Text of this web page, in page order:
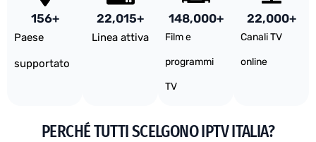
Paese
supportato
156+
Linea attiva
22,015+
Film e
programmi
TV
148,000+
Canali TV
online
22,000+
PERCHÉ TUTTI SCELGONO IPTV ITALIA?